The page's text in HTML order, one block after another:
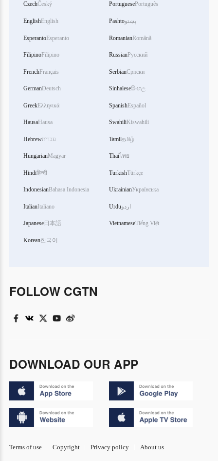
CzechČeský
EnglishEnglish
EsperantoEsperanto
FilipinoFilipino
FrenchFrançais
GermanDeutsch
GreekΕλληνικά
HausaHausa
Hebrewעברית
HungarianMagyar
Hindiहिन्दी
IndonesianBahasa Indonesia
ItalianItaliano
Japanese日本語
Korean한국어
PortuguesePortuguês
Pashtoپښتو
RomanianRomână
RussianРусский
SerbianСрпски
Sinhaleseසිංහල
SpanishEspañol
SwahiliKiswahili
Tamilதமிழ்
Thaiไทย
TurkishTürkçe
UkrainianУкраїнська
Urduاردو
VietnameseTiếng Việt
FOLLOW CGTN
DOWNLOAD OUR APP
Terms of use Copyright Privacy policy About us